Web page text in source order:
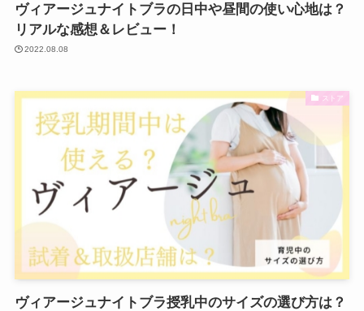
ヴィアージュナイトブラの日中や昼間の使い心地は？
リアルな感想＆レビュー！
2022.08.08
ストア
ヴィアージュナイトブラ授乳中のサイズの選び方は？